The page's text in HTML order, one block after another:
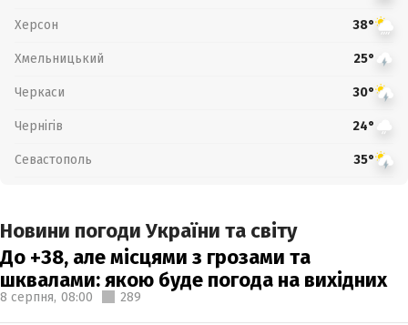
Херсон 38°
Хмельницький 25°
Черкаси 30°
Чернігів 24°
Севастополь 35°
Новини погоди України та світу
До +38, але місцями з грозами та
шквалами: якою буде погода на вихідних
8 серпня, 08:00 289